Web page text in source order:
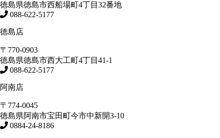
徳島県徳島市西船場町4丁目32番地
088-622-5177
徳島店
〒770-0903
徳島県徳島市西大工町4丁目41-1
088-622-5177
阿南店
〒774-0045
徳島県阿南市宝田町今市中新開3-10
0884-24-8186